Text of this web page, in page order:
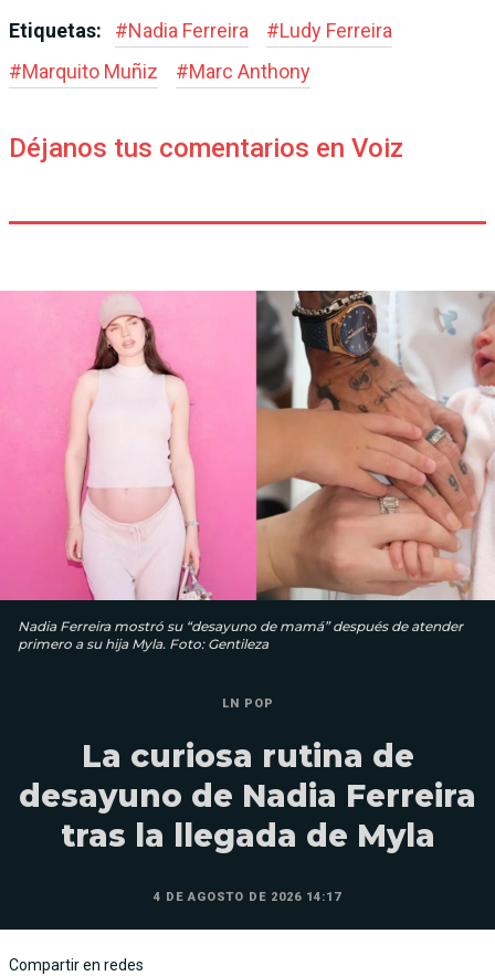
Etiquetas: #Nadia Ferreira #Ludy Ferreira
#Marquito Muñiz #Marc Anthony
Déjanos tus comentarios en Voiz
Nadia Ferreira mostró su “desayuno de mamá” después de atender
primero a su hija Myla. Foto: Gentileza
LN POP
La curiosa rutina de
desayuno de Nadia Ferreira
tras la llegada de Myla
4 DE AGOSTO DE 2026 14:17
Compartir en redes